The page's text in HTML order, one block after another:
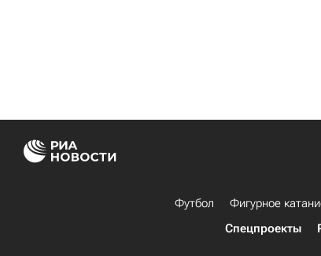
Футбол Фигурное
Спецпроекты